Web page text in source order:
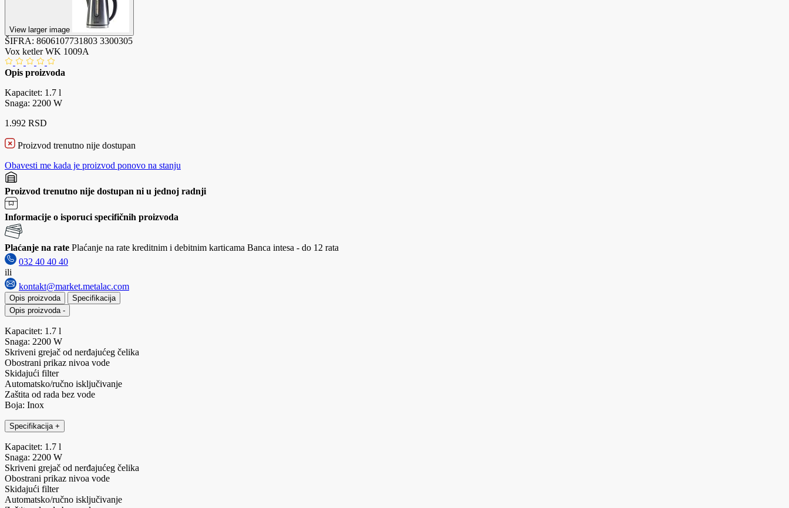
View larger image
ŠIFRA: 8606107731803 3300305
Vox ketler WK 1009A
Opis proizvoda
Kapacitet: 1.7 l
Snaga: 2200 W
1.992 RSD
Proizvod trenutno nije dostupan
Obavesti me kada je proizvod ponovo na stanju
Proizvod trenutno nije dostupan ni u jednoj radnji
Informacije o isporuci specifičnih proizvoda
Plaćanje na rate Plaćanje na rate kreditnim i debitnim karticama Banca intesa - do 12 rata
032 40 40 40
ili
kontakt@market.metalac.com
Opis proizvoda
Specifikacija
Opis proizvoda -
Kapacitet: 1.7 l
Snaga: 2200 W
Skriveni grejač od nerđajućeg čelika
Obostrani prikaz nivoa vode
Skidajući filter
Automatsko/ručno isključivanje
Zaštita od rada bez vode
Boja: Inox
Specifikacija +
Kapacitet: 1.7 l
Snaga: 2200 W
Skriveni grejač od nerđajućeg čelika
Obostrani prikaz nivoa vode
Skidajući filter
Automatsko/ručno isključivanje